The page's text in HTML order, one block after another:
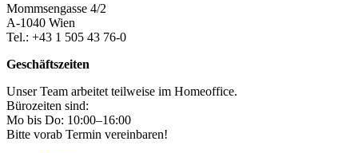
Mommsengasse 4/2
A-1040 Wien
Tel.: +43 1 505 43 76-0
Geschäftszeiten
Unser Team arbeitet teilweise im Homeoffice.
Bürozeiten sind:
Mo bis Do: 10:00–16:00
Bitte vorab Termin vereinbaren!